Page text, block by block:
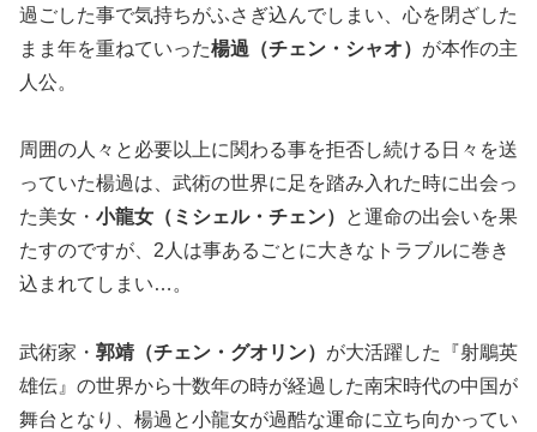
過ごした事で気持ちがふさぎ込んでしまい、心を閉ざした
まま年を重ねていった楊過（チェン・シャオ） が本作の主
人公。
周囲の人々と必要以上に関わる事を拒否し続ける日々を送
っていた楊過は、武術の世界に足を踏み入れた時に出会っ
た美女・ 小龍女（ミシェル・チェン）
と運命の出会いを果
たすのですが、2人は事あるごとに大きなトラブルに巻き
込まれてしまい…。
武術家・ 郭靖（チェン・グオリン） が大活躍した『射鵰英
雄伝』の世界から十数年の時が経過した南宋時代の中国が
舞台となり、楊過と小龍女が過酷な運命に立ち向かってい